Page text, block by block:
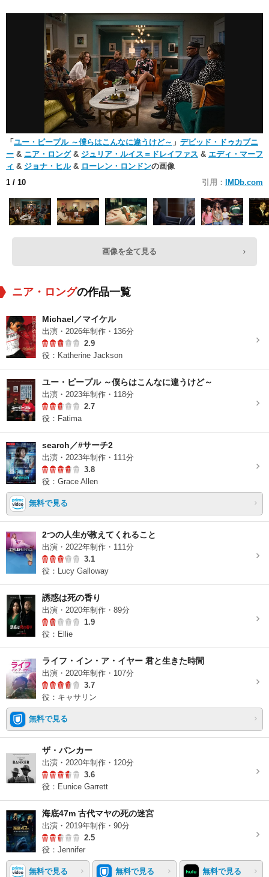
「 ユー・ピープル ～僕らはこんなに違うけど～ 」 デビッド・ドゥカブニ
ー & ニア・ロング& ジュリア・ルイス＝ドレイファス & エディ・マーフ
ィ & ジョナ・ヒル& ローレン・ロンドンの画像
1 / 10 引用： IMDb.com
画像を全て見る
ニア・ロングの作品一覧
Michael／マイケル
出演・2026年制作・136分
2.9
役：Katherine Jackson
ユー・ピープル ～僕らはこんなに違うけど～
出演・2023年制作・118分
2.7
役：Fatima
search／#サーチ2
出演・2023年制作・111分
3.8
役：Grace Allen
無料で見る
2つの人生が教えてくれること
出演・2022年制作・111分
3.1
役：Lucy Galloway
誘惑は死の香り
出演・2020年制作・89分
1.9
役：Ellie
ライフ・イン・ア・イヤー 君と生きた時間
出演・2020年制作・107分
3.7
役：キャサリン
無料で見る
ザ・バンカー
出演・2020年制作・120分
3.6
役：Eunice Garrett
海底47m 古代マヤの死の迷宮
出演・2019年制作・90分
2.5
役：Jennifer
無料で見る 無料で見る 無料で見る